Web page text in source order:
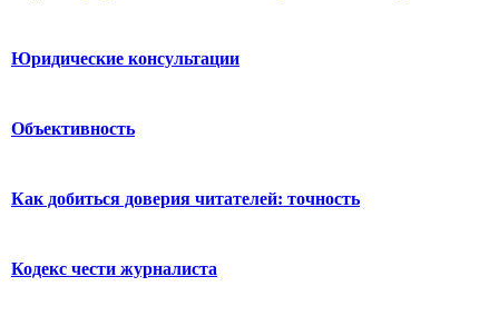
Юридические консультации
Объективность
Как добиться доверия читателей: точность
Кодекс чести журналиста